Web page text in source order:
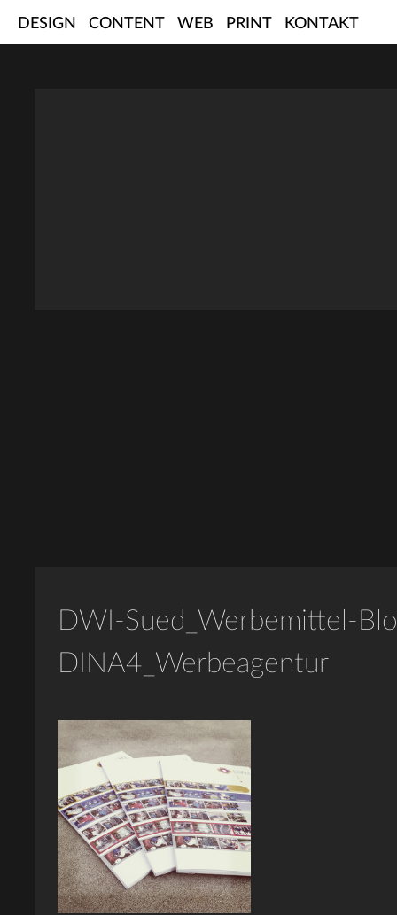
DESIGN CONTENT WEB PRINT KONTAKT
DWI-Sued_Werbemittel-
DINA4_Werbeagentur